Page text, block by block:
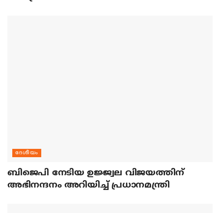
ദേശീയം
ബിജെപി നേടിയ ഉജ്ജ്വല വിജയത്തിന്
അഭിനന്ദനം അറിയിച്ച് പ്രധാനമന്ത്രി